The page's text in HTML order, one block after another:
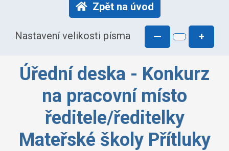
Zpět na úvod
Nastavení velikosti písma — +
Úřední deska - Konkurz
na pracovní místo
ředitele/ředitelky
Mateřské školy Přítluky